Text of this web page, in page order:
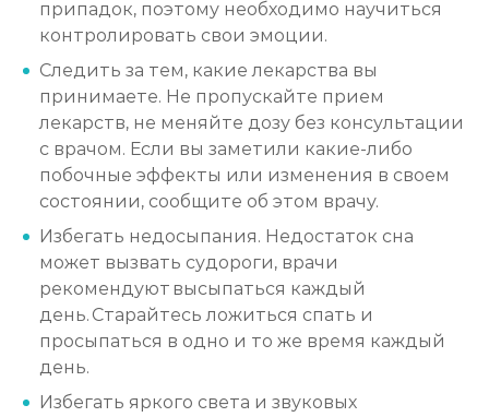
припадок, поэтому необходимо научиться
контролировать свои эмоции.
Следить за тем, какие лекарства вы
принимаете. Не пропускайте прием
лекарств, не меняйте дозу без консультации
с врачом. Если вы заметили какие-либо
побочные эффекты или изменения в своем
состоянии, сообщите об этом врачу.
Избегать недосыпания. Недостаток сна
может вызвать судороги, врачи
рекомендуют высыпаться каждый
день. Старайтесь ложиться спать и
просыпаться в одно и то же время каждый
день.
Избегать яркого света и звуковых